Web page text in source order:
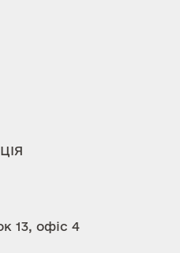
13, офіс 4